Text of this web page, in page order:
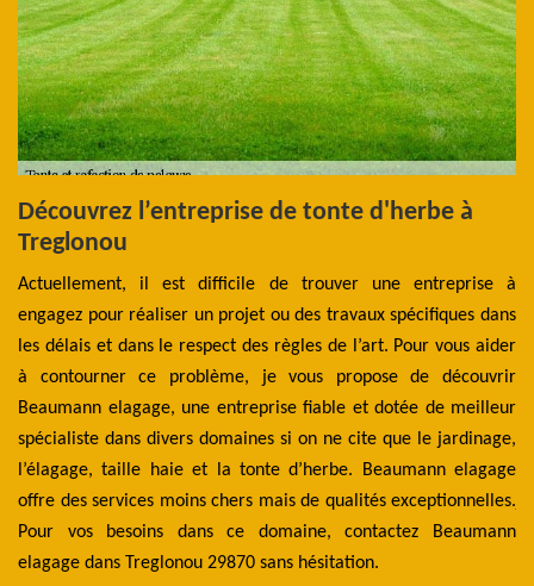
Découvrez l’entreprise de tonte d'herbe à
Treglonou
Actuellement, il est difficile de trouver une entreprise à
engagez pour réaliser un projet ou des travaux spécifiques dans
les délais et dans le respect des règles de l’art. Pour vous aider
à contourner ce problème, je vous propose de découvrir
Beaumann elagage, une entreprise fiable et dotée de meilleur
spécialiste dans divers domaines si on ne cite que le jardinage,
l’élagage, taille haie et la tonte d’herbe. Beaumann elagage
offre des services moins chers mais de qualités exceptionnelles.
Pour vos besoins dans ce domaine, contactez Beaumann
elagage dans Treglonou 29870 sans hésitation.